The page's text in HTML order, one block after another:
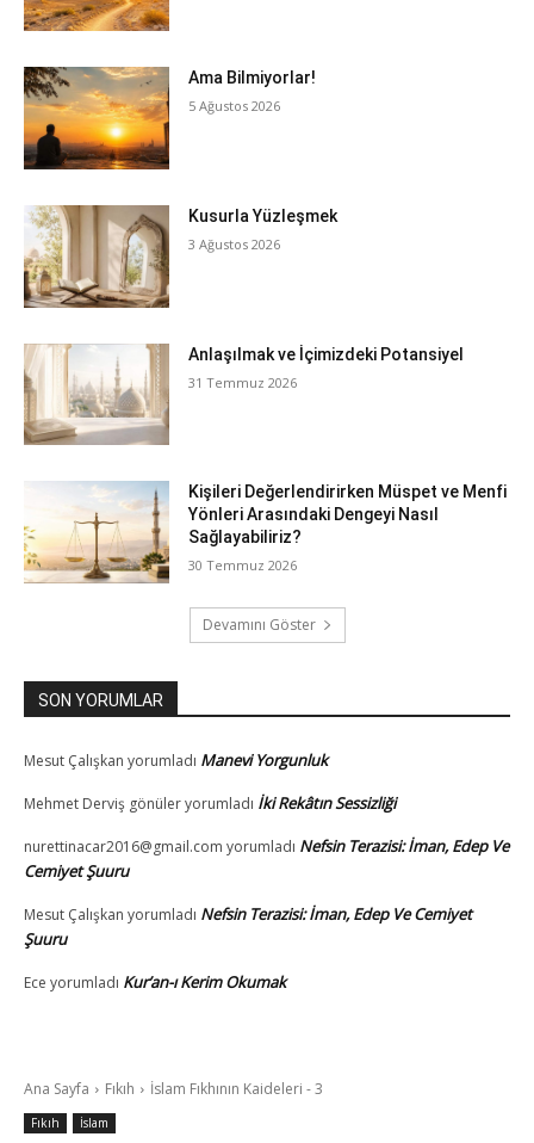
Ama Bilmiyorlar!
5 Ağustos 2026
Kusurla Yüzleşmek
3 Ağustos 2026
Anlaşılmak ve İçimizdeki Potansiyel
31 Temmuz 2026
Kişileri Değerlendirirken Müspet ve Menfi
Yönleri Arasındaki Dengeyi Nasıl
Sağlayabiliriz?
30 Temmuz 2026
Devamını Göster
SON YORUMLAR
Mesut Çalışkan yorumladı Manevi Yorgunluk
Mehmet Derviş gönüleryorumladı İki Rekâtın Sessizliği
nurettinacar2016@gmail.com yorumladı Nefsin Terazisi: İman, Edep Ve
Cemiyet Şuuru
Mesut Çalışkan yorumladı Nefsin Terazisi: İman, Edep Ve Cemiyet
Şuuru
Ece yorumladı Kur’an-ı Kerim Okumak